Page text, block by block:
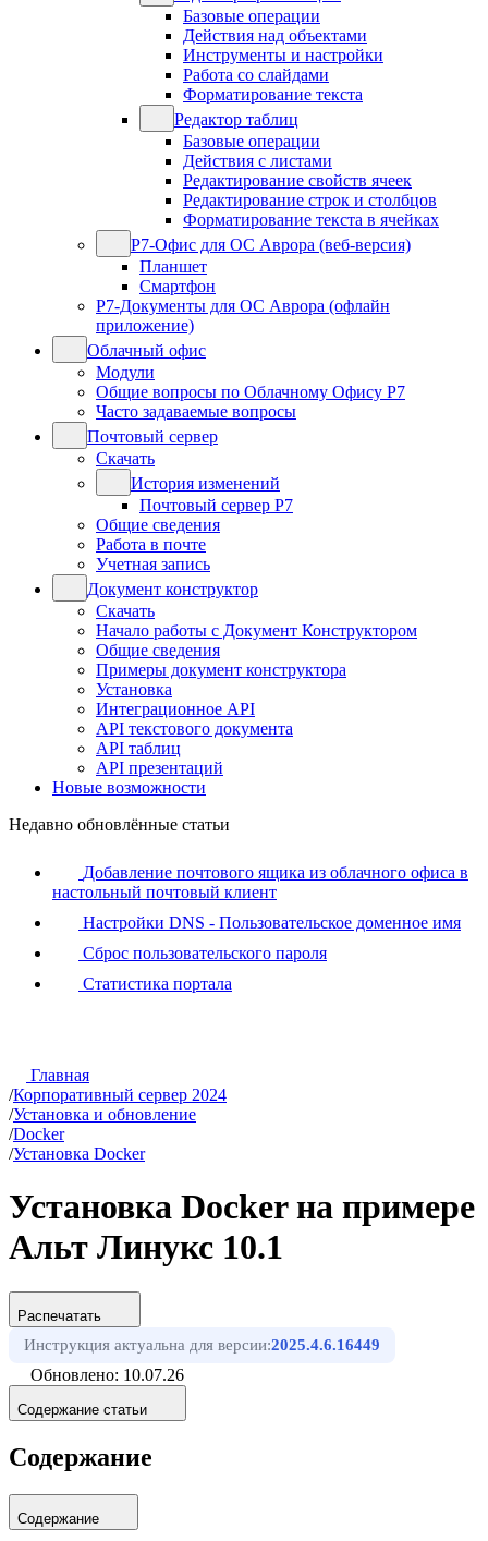
Базовые операции
Действия над объектами
Инструменты и настройки
Работа со слайдами
Форматирование текста
Редактор таблиц
Базовые операции
Действия с листами
Редактирование свойств ячеек
Редактирование строк и столбцов
Форматирование текста в ячейках
Р7-Офис для ОС Аврора (веб-версия)
Планшет
Смартфон
Р7-Документы для ОС Аврора (офлайн
приложение)
Облачный офис
Модули
Общие вопросы по Облачному Офису Р7
Часто задаваемые вопросы
Почтовый сервер
Скачать
История изменений
Почтовый сервер Р7
Общие сведения
Работа в почте
Учетная запись
Документ конструктор
Скачать
Начало работы с Документ Конструктором
Общие сведения
Примеры документ конструктора
Установка
Интеграционное API
API текстового документа
API таблиц
API презентаций
Новые возможности
Недавно обновлённые статьи
Добавление почтового ящика из облачного офиса в
настольный почтовый клиент
Настройки DNS - Пользовательское доменное имя
Сброс пользовательского пароля
Статистика портала
Главная
/Корпоративный сервер 2024
/Установка и обновление
/Docker
/Установка Docker
Установка Docker на примере
Альт Линукс 10.1
Распечатать
Инструкция актуальна для версии:2025.4.6.16449
Обновлено: 10.07.26
Содержание статьи
Содержание
Содержание